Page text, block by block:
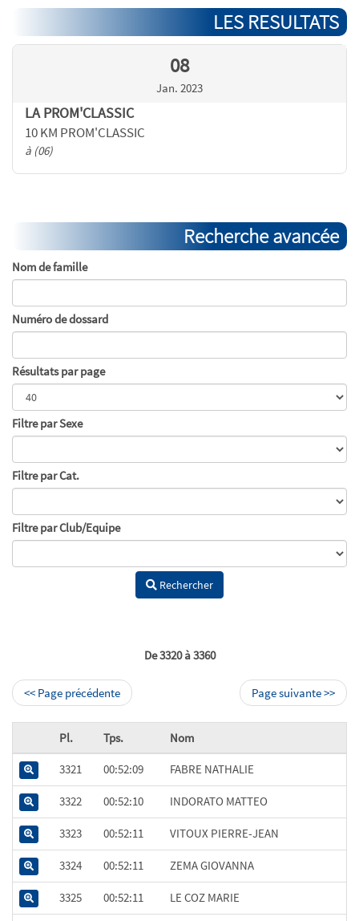
LES RESULTATS
08
Jan. 2023
LA PROM'CLASSIC
10 KM PROM'CLASSIC
à (06)
Recherche avancée
Nom de famille
Numéro de dossard
Résultats par page
Filtre par Sexe
Filtre par Cat.
Filtre par Club/Equipe
Rechercher
De 3320 à 3360
<< Page précédente Page suivante >>
Pl. Tps. Nom
3321 00:52:09 FABRE NATHALIE
3322 00:52:10 INDORATO MATTEO
3323 00:52:11 VITOUX PIERRE-JEAN
3324 00:52:11 ZEMA GIOVANNA
3325 00:52:11 LE COZ MARIE